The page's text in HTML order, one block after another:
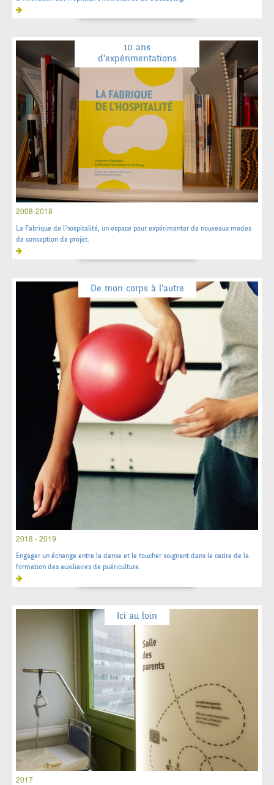
10 ans
d'expérimentations
2008-2018
La Fabrique de l'hospitalité, un espace pour expérimenter de nouveaux modes
de conception de projet.
De mon corps à l'autre
2018 - 2019
Engager un échange entre la danse et le toucher soignant dans le cadre de la
formation des auxiliaires de puériculture.
Ici au loin
2017